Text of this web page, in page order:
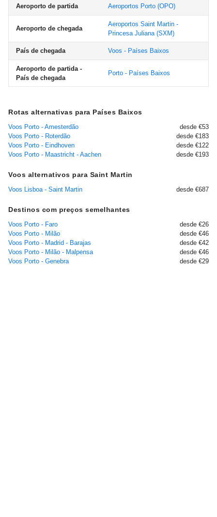
Aeroporto de partida Aeroportos Porto (OPO)
Aeroporto de chegada
Aeroportos Saint Martin -
Princesa Juliana(SXM)
País de chegada Voos - Países Baixos
Aeroporto de partida -
País de chegada
Porto - Países Baixos
Rotas alternativas para Países Baixos
Voos Porto - Amesterdão
desde €53
Voos Porto - Roterdão
desde €183
Voos Porto - Eindhoven
desde €122
Voos Porto - Maastricht - Aachen
desde €193
Voos alternativos para Saint Martin
Voos Lisboa - Saint Martin desde €687
Destinos com preços semelhantes
Voos Porto - Faro
desde €26
Voos Porto - Milão
desde €46
Voos Porto - Madrid - Barajas
desde €42
Voos Porto - Milão - Malpensa
desde €46
Voos Porto - Genebra
desde €29